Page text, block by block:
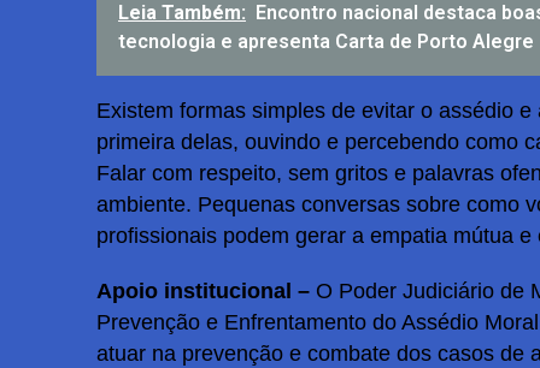
Leia Também: Encontro nacional destaca
tecnologia e apresenta Carta de Porto Alegre
Existem formas simples de evitar o assédio
primeira delas, ouvindo e percebendo como
Falar com respeito, sem gritos e palavras
ambiente. Pequenas conversas sobre como
profissionais podem gerar a empatia mútua e
Apoio institucional – O Poder Judiciário de
Prevenção e Enfrentamento do Assédio
atuar na prevenção e combate dos casos de